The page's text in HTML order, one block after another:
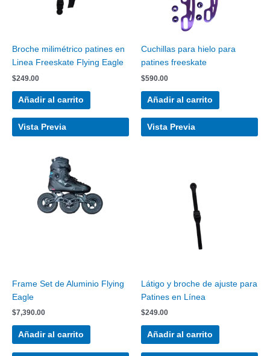
Broche milimétrico patines en
Linea Freeskate Flying Eagle
$249.00
Añadir al carrito
Vista Previa
Cuchillas para hielo para
patines freeskate
$590.00
Añadir al carrito
Vista Previa
Frame Set de Aluminio Flying
Eagle
$7,390.00
Añadir al carrito
Látigo y broche de ajuste para
Patines en Línea
$249.00
Añadir al carrito